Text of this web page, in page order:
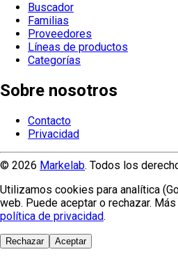
Buscador
Familias
Proveedores
Líneas de productos
Categorías
Sobre nosotros
Contacto
Privacidad
© 2026 Markelab. Todos los
Utilizamos cookies para analítica
web. Puede aceptar o rechazar.
política de privacidad.
Rechazar Aceptar